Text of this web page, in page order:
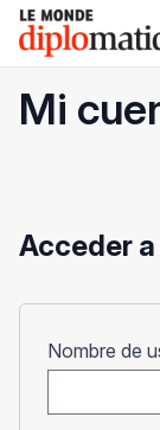
Skip
content
Le monde
Mi
Acceder
Nombre de